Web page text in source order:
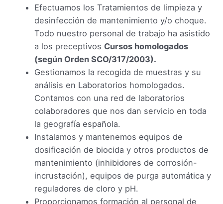
Efectuamos los Tratamientos de limpieza y
desinfección de mantenimiento y/o choque.
Todo nuestro personal de trabajo ha asistido
a los preceptivos Cursos homologados
(según Orden SCO/317/2003).
Gestionamos la recogida de muestras y su
análisis en Laboratorios homologados.
Contamos con una red de laboratorios
colaboradores que nos dan servicio en toda
la geografía española.
Instalamos y mantenemos equipos de
dosificación de biocida y otros productos de
mantenimiento (inhibidores de corrosión-
incrustación), equipos de purga automática y
reguladores de cloro y pH.
Proporcionamos formación al personal de